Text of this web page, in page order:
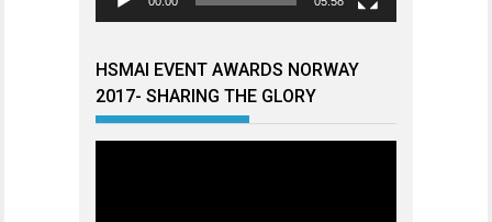
HSMAI EVENT AWARDS NORWAY
2017- SHARING THE GLORY